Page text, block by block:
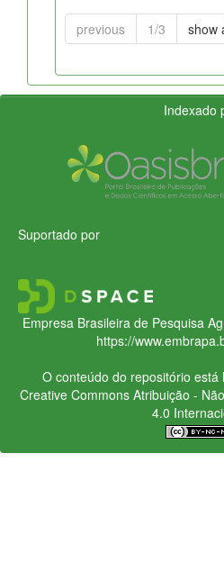
previous 1/3 show
Indexado
Suportado por
Empresa Brasileira de Pesquisa
https://
O conteúdo do repositório está
Creative CommonsAtribuição -
4.0